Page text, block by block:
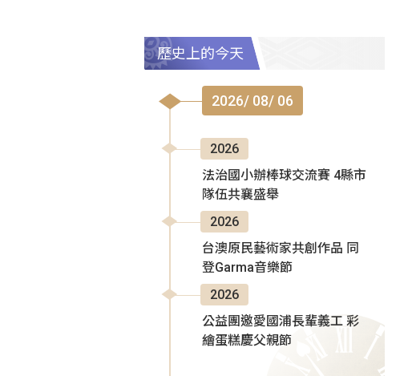
歷史上的今天
2026/ 08/ 06
2026
法治國小辦棒球交流賽 4縣市
隊伍共襄盛舉
2026
台澳原民藝術家共創作品 同
登Garma音樂節
2026
公益團邀愛國浦長輩義工 彩
繪蛋糕慶父親節